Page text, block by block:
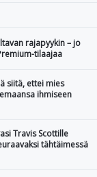
rajapyykin – jo
tilaajaa
siitä, ettei mies
ihmiseen
Travis Scottille
tähtäimessä